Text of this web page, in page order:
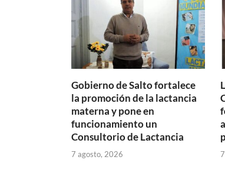
p
k
Gobierno de Salto fortalece
la promoción de la lactancia
materna y pone en
funcionamiento un
Consultorio de Lactancia
7 agosto, 2026